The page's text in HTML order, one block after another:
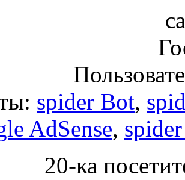
spider Bot,
AdSense,
20-ка